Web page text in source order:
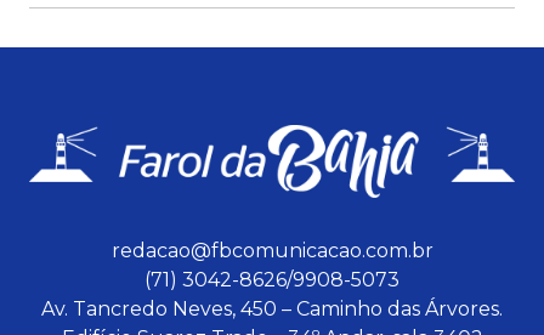
redacao@fbcomunicacao.com.br
(71) 3042-8626/9908-5073
Av. Tancredo Neves, 450 – Caminho das Árvores.